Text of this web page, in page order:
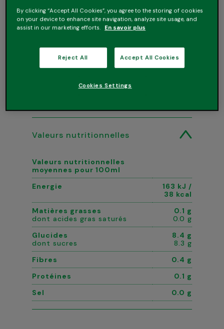
Valeurs nutritionnelles
Valeurs nutritionnelles
moyennes pour 100ml
Energie
163 kJ /
38 kcal
Matières grasses
dont acides gras saturés
0.1 g
0.0 g
Glucides
dont sucres
8.4 g
8.3 g
Fibres
0.4 g
Protéines
0.1 g
Sel
0.0 g
By clicking “Accept All Cookies”, you agree to the storing of cookies
on your device to enhance site navigation, analyze site usage, and
assist in our marketing efforts. En savoir plus
Reject All Accept All Cookies
Cookies Settings